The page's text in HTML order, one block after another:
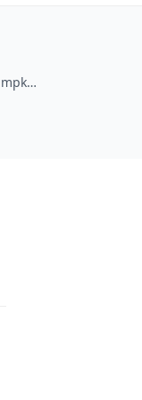
6471 Braided Pumpkin Pie Straight-Angle 5,5m